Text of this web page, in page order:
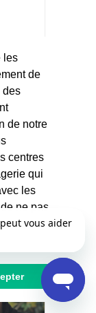
et
5 km...
les
de
des
de notre
centres
qui
les
ne pas
au